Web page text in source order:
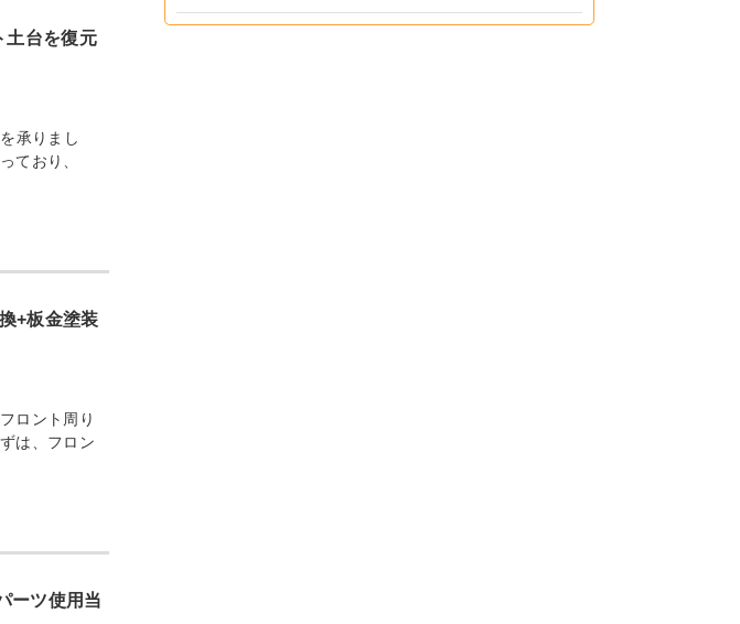
土台を復元
承りまし
ており、
+板金塗装
ロント周り
は、フロン
ーツ使用当